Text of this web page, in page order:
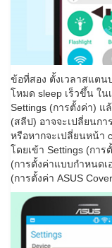
ข้อที่สอง ตั้งเวลาสแต
โหมด sleep เร็วขึ้น ใน
Settings (การตั้งค่า) แ
(สลีป) อาจจะเปลี่ยนกา
หรือหากจะเปลี่ยนหน้า
โดยเข้า Settings (การ
(การตั้งค่าแบบกำหนดเ
(การตั้งค่า ASUS